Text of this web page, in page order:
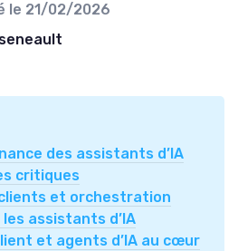
le 21/02/2026
des assistants d’IA
critiques
et orchestration
assistants d’IA
et agents d’IA au cœur